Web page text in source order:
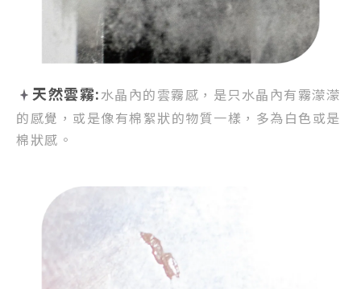
天然雲霧:水晶內的雲霧感， 是只水晶內有霧濛濛
的感覺， 或是像有棉絮狀的物質一樣， 多為白色或是
棉狀感。